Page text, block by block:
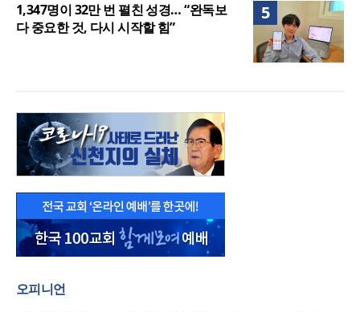
5
1,347명이 32만 번 펼친 성경… “완독보
다 중요한 것, 다시 시작할 힘”
오피니언